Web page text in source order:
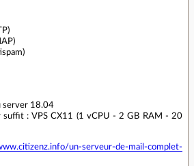
server 18.04
suffit : VPS CX11 (1 vCPU - 2 GB RAM - 20
un-serveur-de-mail-complet-